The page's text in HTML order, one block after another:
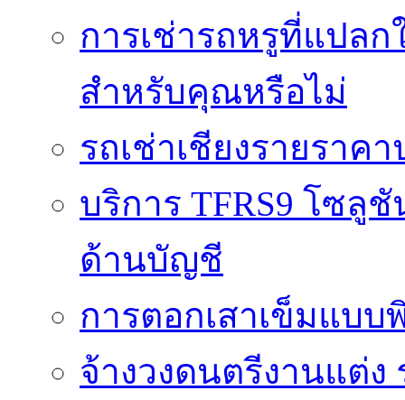
การเช่ารถหรูที่แปลก
สำหรับคุณหรือไม่
รถเช่าเชียงรายราค
บริการ TFRS9 โซลู
ด้านบัญชี
การตอกเสาเข็มแบบ
จ้างวงดนตรีงานแต่ง